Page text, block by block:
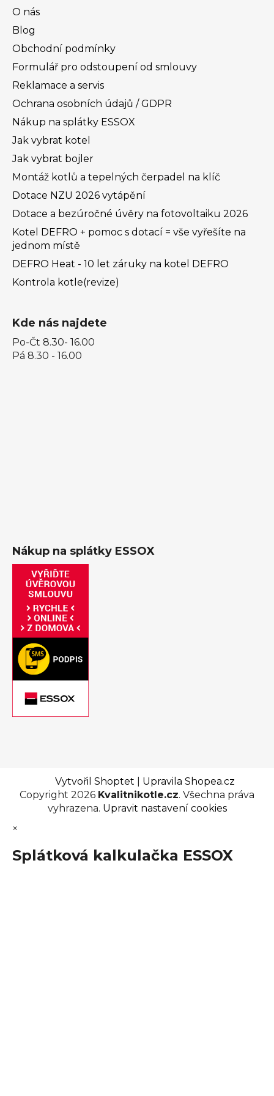
O nás
Blog
Obchodní podmínky
Formulář pro odstoupení od smlouvy
Reklamace a servis
Ochrana osobních údajů / GDPR
Nákup na splátky ESSOX
Jak vybrat kotel
Jak vybrat bojler
Montáž kotlů a tepelných čerpadel na klíč
Dotace NZU 2026 vytápění
Dotace a bezúročné úvěry na fotovoltaiku 2026
Kotel DEFRO + pomoc s dotací = vše vyřešíte na
jednom místě
DEFRO Heat - 10 let záruky na kotel DEFRO
Kontrola kotle(revize)
Kde nás najdete
Po-Čt 8.30- 16.00
Pá 8.30 - 16.00
Nákup na splátky ESSOX
Vytvořil Shoptet
Upravila Shopea.cz
Copyright 2026 Kvalitnikotle.cz. Všechna práva
vyhrazena. Upravit nastavení cookies
×
Splátková kalkulačka ESSOX